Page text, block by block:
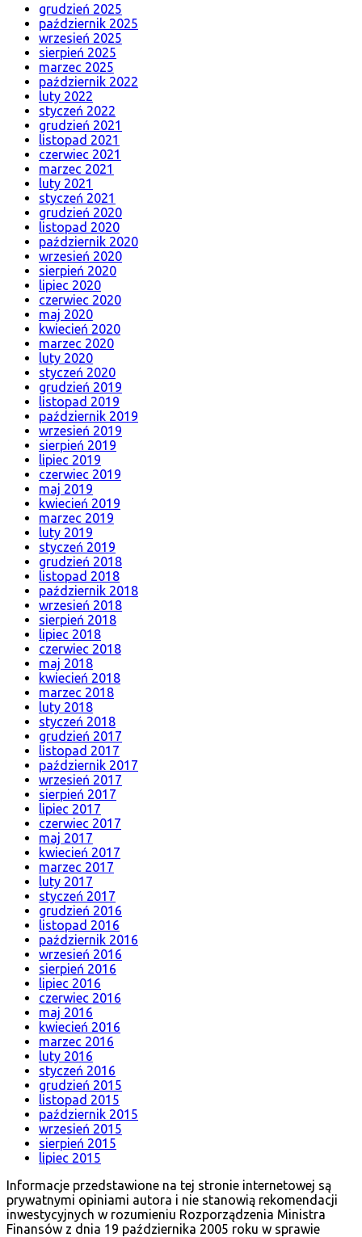
grudzień 2025
październik 2025
wrzesień 2025
sierpień 2025
marzec 2025
październik 2022
luty 2022
styczeń 2022
grudzień 2021
listopad 2021
czerwiec 2021
marzec 2021
luty 2021
styczeń 2021
grudzień 2020
listopad 2020
październik 2020
wrzesień 2020
sierpień 2020
lipiec 2020
czerwiec 2020
maj 2020
kwiecień 2020
marzec 2020
luty 2020
styczeń 2020
grudzień 2019
listopad 2019
październik 2019
wrzesień 2019
sierpień 2019
lipiec 2019
czerwiec 2019
maj 2019
kwiecień 2019
marzec 2019
luty 2019
styczeń 2019
grudzień 2018
listopad 2018
październik 2018
wrzesień 2018
sierpień 2018
lipiec 2018
czerwiec 2018
maj 2018
kwiecień 2018
marzec 2018
luty 2018
styczeń 2018
grudzień 2017
listopad 2017
październik 2017
wrzesień 2017
sierpień 2017
lipiec 2017
czerwiec 2017
maj 2017
kwiecień 2017
marzec 2017
luty 2017
styczeń 2017
grudzień 2016
listopad 2016
październik 2016
wrzesień 2016
sierpień 2016
lipiec 2016
czerwiec 2016
maj 2016
kwiecień 2016
marzec 2016
luty 2016
styczeń 2016
grudzień 2015
listopad 2015
październik 2015
wrzesień 2015
sierpień 2015
lipiec 2015
Informacje przedstawione na tej stronie internetowej są
prywatnymi opiniami autora i nie stanowią rekomendacji
inwestycyjnych w rozumieniu Rozporządzenia Ministra
Finansów z dnia 19 października 2005 roku w sprawie